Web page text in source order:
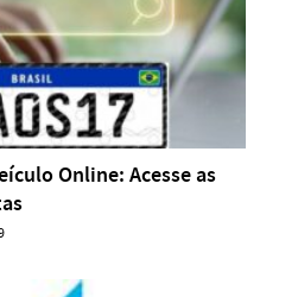
Online: Acesse as